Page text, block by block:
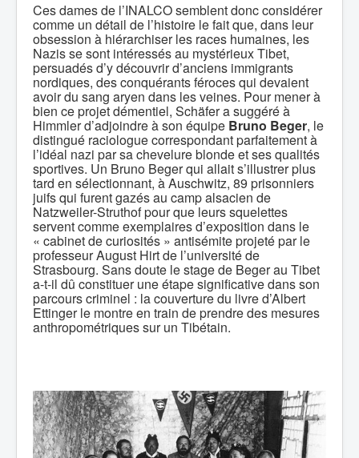
Ces dames de l’INALCO semblent donc considérer
comme un détail de l’histoire le fait que, dans leur
obsession à hiérarchiser les races humaines, les
Nazis se sont intéressés au mystérieux Tibet,
persuadés d’y découvrir d’anciens immigrants
nordiques, des conquérants féroces qui devaient
avoir du sang aryen dans les veines. Pour mener à
bien ce projet démentiel, Schäfer a suggéré à
Himmler d’adjoindre à son équipe Bruno Beger, le
distingué raciologue correspondant parfaitement à
l’idéal nazi par sa chevelure blonde et ses qualités
sportives. Un Bruno Beger qui allait s’illustrer plus
tard en sélectionnant, à Auschwitz, 89 prisonniers
juifs qui furent gazés au camp alsacien de
Natzweiler-Struthof pour que leurs squelettes
servent comme exemplaires d’exposition dans le
« cabinet de curiosités » antisémite projeté par le
professeur August Hirt de l’université de
Strasbourg. Sans doute le stage de Beger au Tibet
a-t-il dû constituer une étape significative dans son
parcours criminel : la couverture du livre d’Albert
Ettinger le montre en train de prendre des mesures
anthropométriques sur un Tibétain.